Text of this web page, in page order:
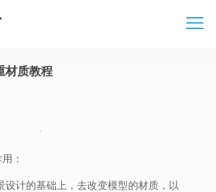
材质教程
：
设计的基础上，去改变模型的材质，以